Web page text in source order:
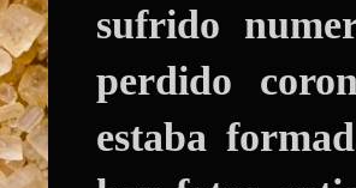
sufrido
perdido
estaba